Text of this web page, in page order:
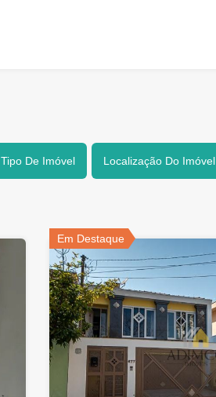
Tipo De Imóvel Localização Do Imóvel
Em Destaque